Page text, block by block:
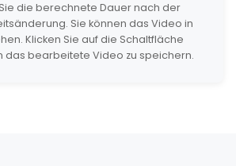
die berechnete Dauer nach der
Sie können das Video in
Klicken Sie auf die Schaltfläche
das bearbeitete Video zu speichern.